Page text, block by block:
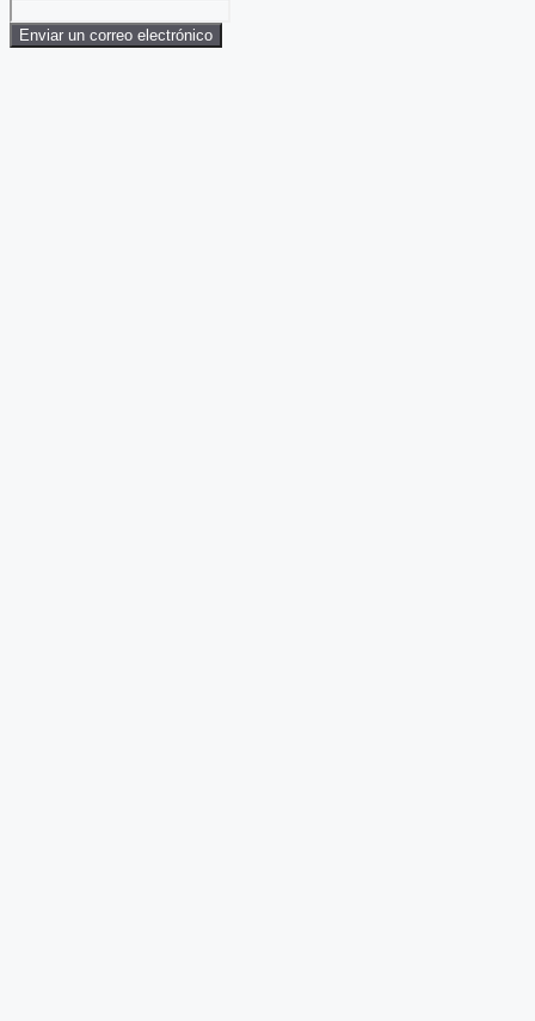
Enviar un correo electrónico